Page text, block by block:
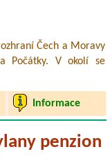
Čech a Moravy
Počátky. V okolí se
Informace
penzion